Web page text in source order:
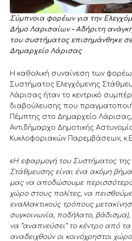
Σύμπνοια φορέων για την
Δήμο Λαρισαίων – Αδήριτη
του συστήματος επισημάνθηκε
Δημαρχείο Λάρισας
Η καθολική συναίνεση των
Συστήματος Ελεγχόμενης
Λάρισας ήταν το κεντρικό
διαβούλευσης που
Πέμπτης στο Δημαρχείο
Αντιδήμαρχο Δημοτικής
Κυκλοφοριακών Παρεμβάσεων,
«Η εφαρμογή του Συστήματος της
Στάθμευσης είναι ένα ακόμη
μας να αποδώσουμε
χώρο στους πολίτες, να
εναλλακτικούς τρόπους
συγκοινωνία, ποδήλατο,
να “αναπνεύσει ”το κέντρο από τα
αναδειχθούν οι κοινόχρηστοι